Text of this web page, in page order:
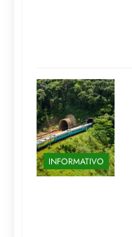
INFORMATIVO